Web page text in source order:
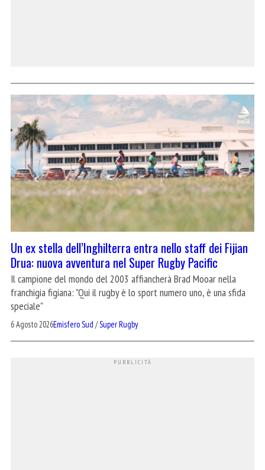
Un ex stella dell’Inghilterra entra nello staff dei Fijian
Drua: nuova avventura nel Super Rugby Pacific
Il campione del mondo del 2003 affiancherà Brad Mooar nella
franchigia figiana: "Qui il rugby è lo sport numero uno, è una sfida
speciale"
6 Agosto 2026Emisfero Sud /Super Rugby